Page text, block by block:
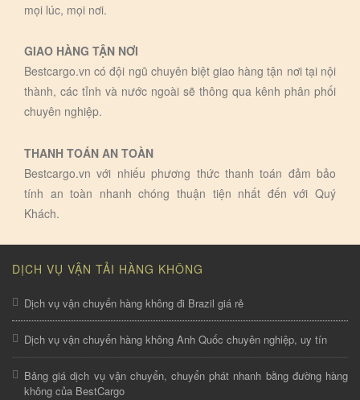
mọi lúc, mọi nơi.
GIAO HÀNG TẬN NƠI
Bestcargo.vn có đội ngũ chuyên biệt giao hàng tận nơi tại nội
thành, các tỉnh và nước ngoài sẽ thông qua kênh phân phối
chuyên nghiệp.
THANH TOÁN AN TOÀN
Bestcargo.vn với nhiếu phương thức thanh toán đảm bảo
tính an toàn nhanh chóng thuận tiện nhất đến với Quý
Khách.
DỊCH VỤ VẬN TẢI HÀNG KHÔNG
Dịch vụ vận chuyển hàng không đi Brazil giá rẻ
Dịch vụ vận chuyển hàng không Anh Quốc chuyên nghiệp, uy tín
Bảng giá dịch vụ vận chuyển, chuyển phát nhanh bằng đường hàng
không của BestCargo